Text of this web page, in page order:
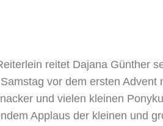
reitet Dajana Günther
vor dem ersten Advent
und vielen kleinen
Applaus der kleinen und